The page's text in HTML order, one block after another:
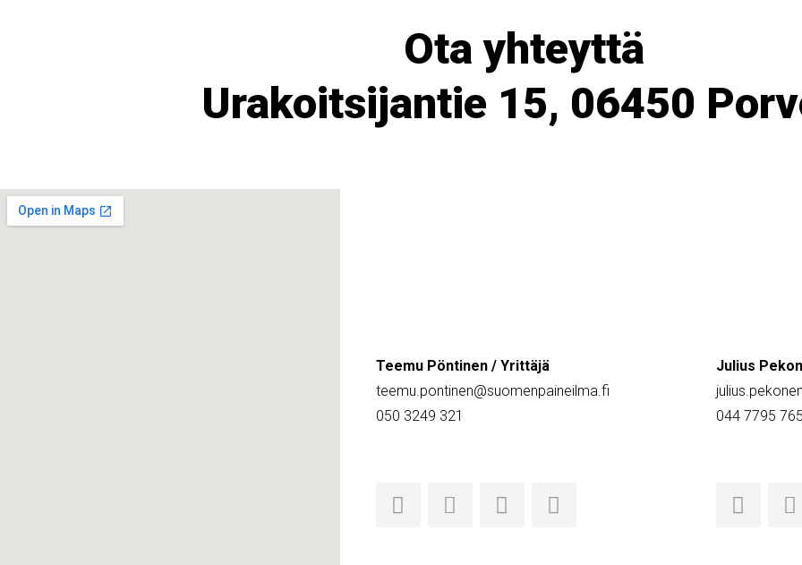
Ota yhteyttä
Urakoitsijantie 15, 06450
Teemu Pöntinen / Yrittäjä
teemu.pontinen@suomenpaineilma.fi
050 3249 321
Julius
044 7795